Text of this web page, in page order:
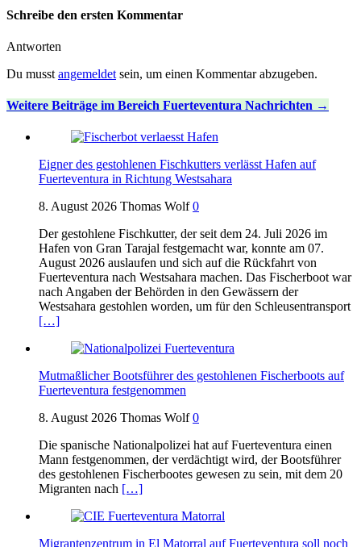
Schreibe den ersten Kommentar
Antworten
Du musst angemeldet sein, um einen Kommentar abzugeben.
Weitere Beiträge im Bereich Fuerteventura Nachrichten
Eigner des gestohlenen Fischkutters verlässt Hafen auf
Fuerteventura in Richtung Westsahara
8. August 2026 Thomas Wolf 0
Der gestohlene Fischkutter, der seit dem 24. Juli 2026 im
Hafen von Gran Tarajal festgemacht war, konnte am 07.
August 2026 auslaufen und sich auf die Rückfahrt von
Fuerteventura nach Westsahara machen. Das Fischerboot war
nach Angaben der Behörden in den Gewässern der
Westsahara gestohlen worden, um für den Schleusentransport
[…]
Mutmaßlicher Bootsführer des gestohlenen Fischerboots auf
Fuerteventura festgenommen
8. August 2026 Thomas Wolf 0
Die spanische Nationalpolizei hat auf Fuerteventura einen
Mann festgenommen, der verdächtigt wird, der Bootsführer
des gestohlenen Fischerbootes gewesen zu sein, mit dem 20
Migranten nach […]
Migrantenzentrum in El Matorral auf Fuerteventura soll noch